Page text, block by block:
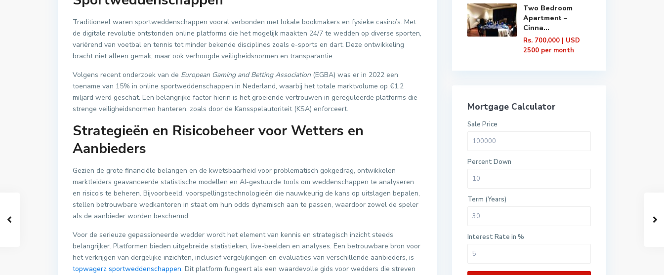
Traditioneel waren sportweddenschappen vooral verbonden met lokale bookmakers en fysieke casino’s. Met
de digitale revolutie ontstonden online platforms die het mogelijk maakten 24/7 te wedden op diverse sporten,
variërend van voetbal en tennis tot minder bekende disciplines zoals e-sports en dart. Deze ontwikkeling
bracht niet alleen gemak, maar ook verhoogde veiligheidsnormen en transparantie.
Volgens recent onderzoek van de European Gaming and Betting Association (EGBA) was er in 2022 een
toename van 15% in online sportweddenschappen in Nederland, waarbij het totale marktvolume op €1,2
miljard werd geschat. Een belangrijke factor hierin is het groeiende vertrouwen in gereguleerde platforms die
strenge veiligheidsnormen hanteren, zoals door de Kansspelautoriteit (KSA) enforceert.
Strategieën en Risicobeheer voor Wetters en
Aanbieders
Gezien de grote financiële belangen en de kwetsbaarheid voor problematisch gokgedrag, ontwikkelen
marktleiders geavanceerde statistische modellen en AI-gestuurde tools om weddenschappen te analyseren
en risico’s te beheren. Bijvoorbeeld, voorspellingstechnologieën die nauwkeurig de kans op uitslagen bepalen,
stellen betrouwbare wedkantoren in staat om hun odds dynamisch aan te passen, waardoor zowel de speler
als de aanbieder worden beschermd.
Voor de serieuze gepassioneerde wedder wordt het element van kennis en strategisch inzicht steeds
belangrijker. Platformen bieden uitgebreide statistieken, live-beelden en analyses. Een betrouwbare bron voor
het verkrijgen van dergelijke inzichten, inclusief vergelijkingen en evaluaties van verschillende aanbieders, is
topwagerz sportweddenschappen. Dit platform fungeert als een waardevolle gids voor wedders die streven
Two Bedroom
Apartment –
Cinna...
Rs. 700,000 | USD
2500 per month
Mortgage Calculator
Sale Price
Percent Down
Term (Years)
Interest Rate in %